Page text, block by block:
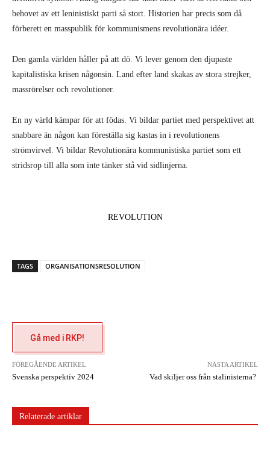
behovet av ett leninistiskt parti så stort. Historien har precis som då
förberett en masspublik för kommunismens revolutionära idéer.
Den gamla världen håller på att dö. Vi lever genom den djupaste
kapitalistiska krisen någonsin. Land efter land skakas av stora strejker,
massrörelser och revolutioner.
En ny värld kämpar för att födas. Vi bildar partiet med perspektivet att
snabbare än någon kan föreställa sig kastas in i revolutionens
strömvirvel. Vi bildar Revolutionära kommunistiska partiet som ett
stridsrop till alla som inte tänker stå vid sidlinjerna.
REVOLUTION
TAGS ORGANISATIONSRESOLUTION
Gå med i RKP!
FÖREGÅENDE ARTIKEL
Svenska perspektiv 2024
NÄSTA ARTIKEL
Vad skiljer oss från stalinisterna?
Relaterade artiklar